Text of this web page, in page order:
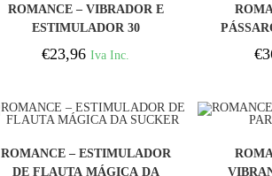
ROMANCE – VIBRADOR E
ESTIMULADOR 30
VELOCIDADES COR-DE-
€23,96 Iva Inc.
COM
€
ROMANCE – ESTIMULADOR
DE FLAUTA MÁGICA DA